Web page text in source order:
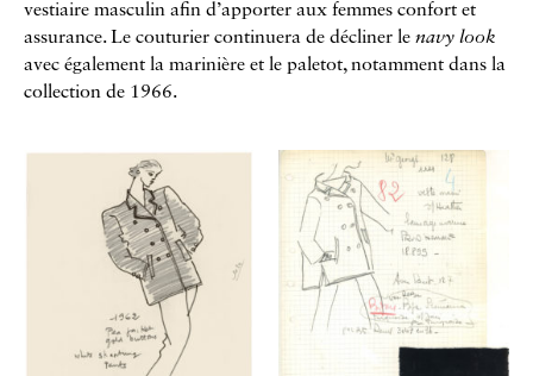
vestiaire masculin afin d’apporter aux femmes confort et
assurance. Le couturier continuera de décliner le navy look
avec également la marinière et le paletot, notamment dans la
collection de 1966.